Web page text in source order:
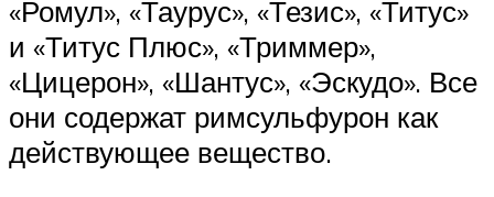
«Ромул», «Таурус», «Тезис», «Титус»
и «Титус Плюс», «Триммер»,
«Цицерон», «Шантус», «Эскудо». Все
они содержат римсульфурон как
действующее вещество.